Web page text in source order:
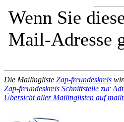
Wenn Sie
Mail-Adresse
Die Mailingliste Zap-freundeskreis
Zap-freundeskreis Schnittstelle zur
Übersicht aller Mailinglisten auf